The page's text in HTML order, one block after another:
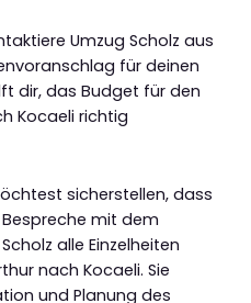
Umzug Scholz aus
für deinen
dir, das Budget für den
Kocaeli richtig
sicherstellen, dass
mit dem
alle Einzelheiten
nach Kocaeli. Sie
und Planung des